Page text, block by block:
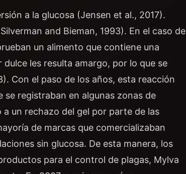
a la glucosa (Jensen et al., 2017).
and Bieman, 1993). En el caso de
un alimento que contiene una
les resulta amargo, por lo que se
Con el paso de los años, esta reacción
se registraban en algunas zonas de
un rechazo del gel por parte de las
de marcas que comercializaban
sin glucosa. De esta manera, los
para el control de plagas, Mylva